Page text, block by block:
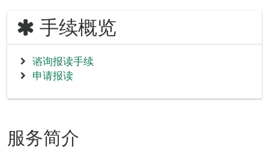
手续概览
谘询报读手续
申请报读
服务简介